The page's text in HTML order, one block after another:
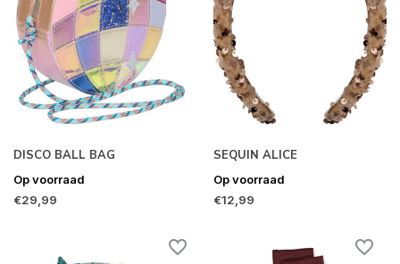
DISCO BALL BAG
Op voorraad
€29,99
SEQUIN ALICE
Op voorraad
€12,99